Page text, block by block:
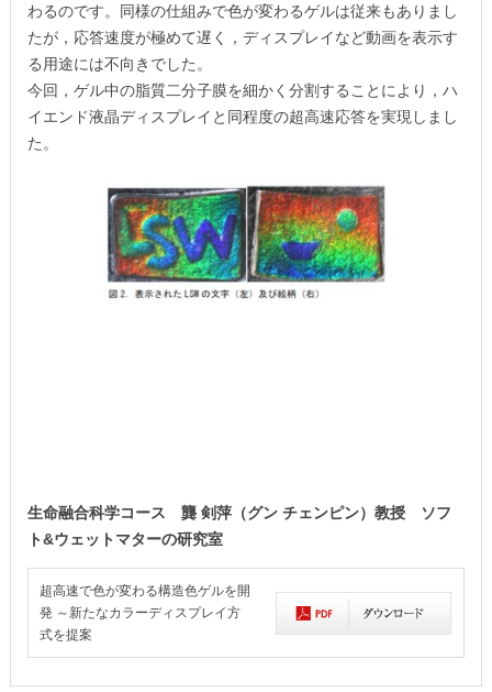
わるのです。同様の仕組みで色が変わるゲルは従来もありまし
たが，応答速度が極めて遅く，ディスプレイなど動画を表示す
る用途には不向きでした。
今回，ゲル中の脂質二分子膜を細かく分割することにより，ハ
イエンド液晶ディスプレイと同程度の超高速応答を実現しまし
た。
生命融合科学コース 龔 剣萍（グン チェンピン）教授 ソフ
ト&ウェットマターの研究室
超高速で色が変わる構造色ゲルを開
発 ～新たなカラーディスプレイ方
式を提案